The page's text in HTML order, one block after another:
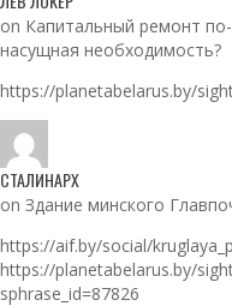
on Капитальный ремонт
насущная необходимость?
https://planetabelarus.by/
СТАЛИНАРХ
on Здание минского
https://aif.by/social/
https://planetabelarus.by/
sphrase_id=87826